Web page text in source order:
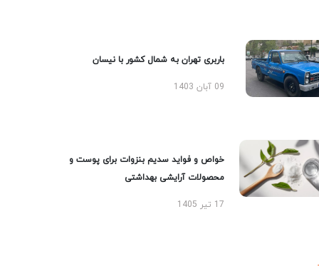
باربری تهران به شمال کشور با نیسان
09 آبان 1403
خواص و فواید سدیم بنزوات برای پوست و
محصولات آرایشی بهداشتی
17 تیر 1405